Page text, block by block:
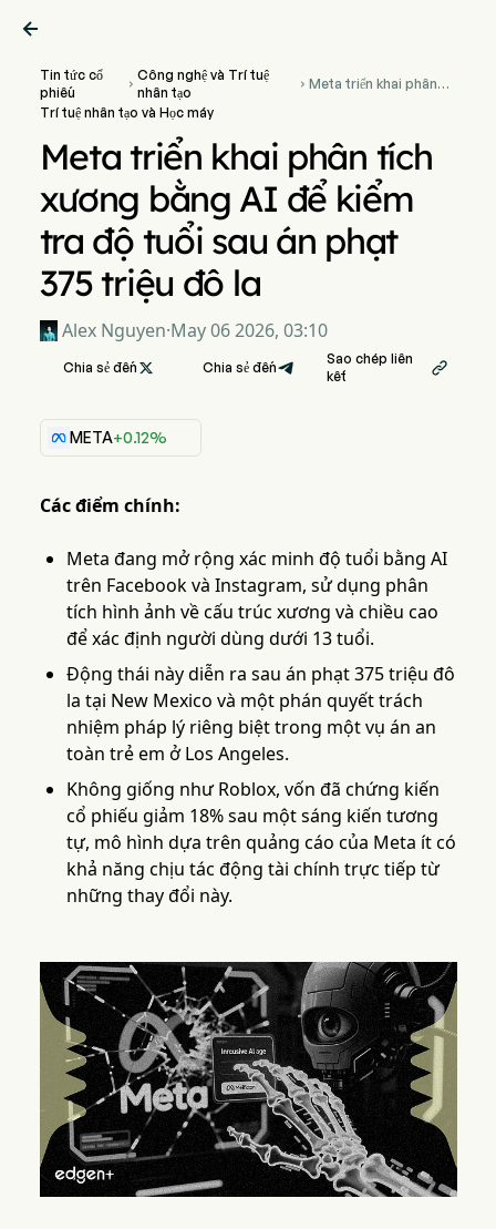

Tin tức cổ
phiếu

Công nghệ và Trí tuệ
nhân tạo
 Meta triển khai phân
Trí tuệ nhân tạo và Học máy
Meta triển khai phân tích
xương bằng AI để kiểm
tra độ tuổi sau án phạt
375 triệu đô la
Alex Nguyen·May 06 2026, 03:10
Chia sẻ đến  Chia sẻ đến
Sao chép liên
kết

META+0.12%
Các điểm chính:
Meta đang mở rộng xác minh độ tuổi bằng AI
trên Facebook và Instagram, sử dụng phân
tích hình ảnh về cấu trúc xương và chiều cao
để xác định người dùng dưới 13 tuổi.
Động thái này diễn ra sau án phạt 375 triệu đô
la tại New Mexico và một phán quyết trách
nhiệm pháp lý riêng biệt trong một vụ án an
toàn trẻ em ở Los Angeles.
Không giống như Roblox, vốn đã chứng kiến
cổ phiếu giảm 18% sau một sáng kiến tương
tự, mô hình dựa trên quảng cáo của Meta ít có
khả năng chịu tác động tài chính trực tiếp từ
những thay đổi này.